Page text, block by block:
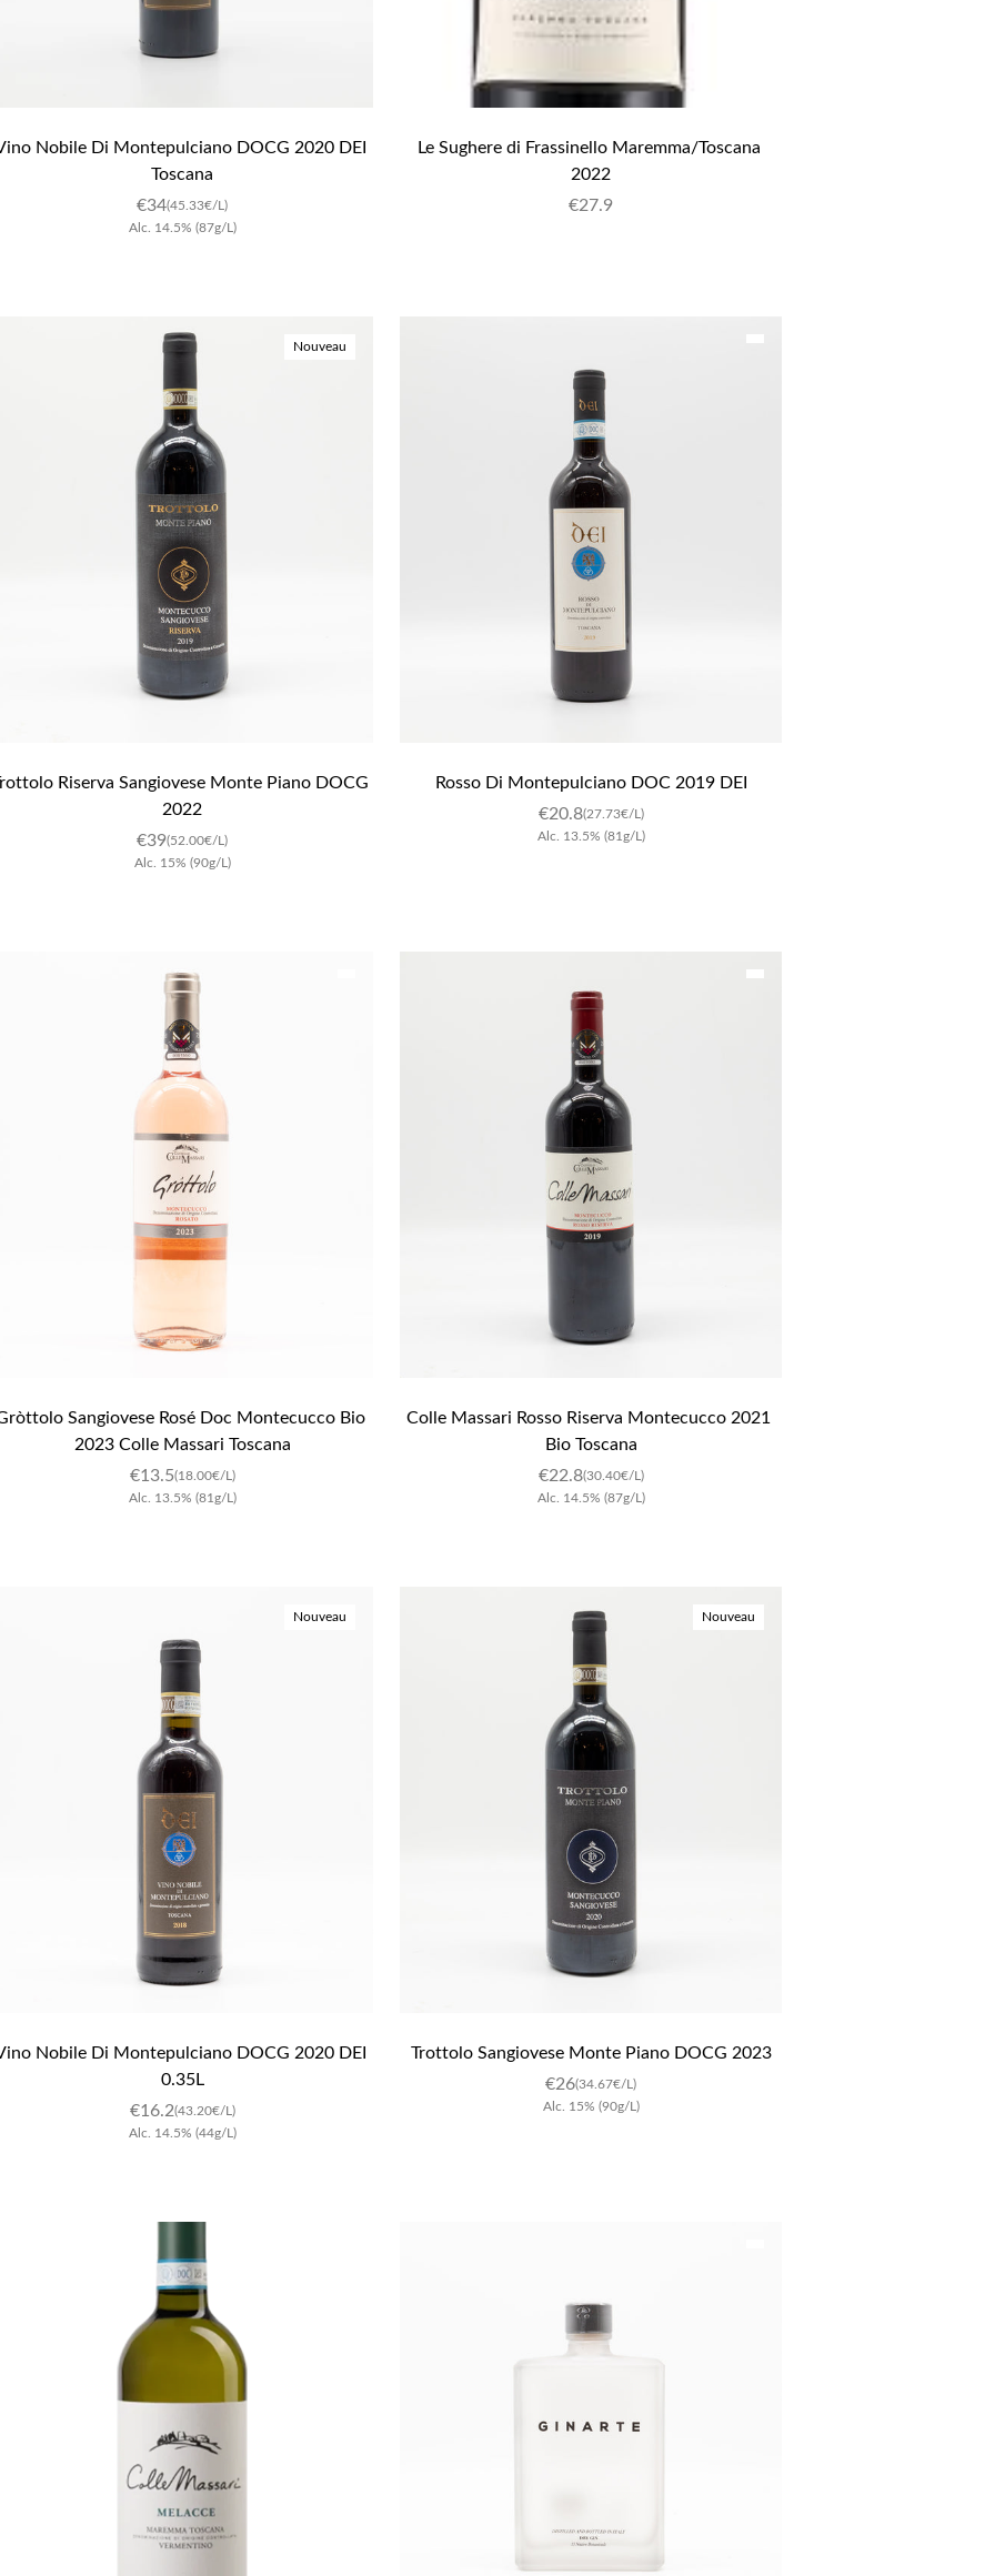
Nobile Di Montepulciano DOCG 2020 DEI
Toscana
€34(45.33€/L)
Alc.
14.5% (87g/L)
Le Sughere di Frassinello Maremma/Toscana
2022
€27.9
Nouveau
Riserva Sangiovese Monte Piano DOCG
2022
€39(52.00€/L)
Alc.
15% (90g/L)
Rosso Di Montepulciano DOC 2019 DEI
€20.8(27.73€/L)
Alc.
13.5% (81g/L)
Sangiovese Rosé Doc Montecucco Bio
2023 Colle Massari Toscana
€13.5(18.00€/L)
Alc.
13.5% (81g/L)
Colle Massari Rosso Riserva Montecucco 2021
Bio Toscana
€22.8(30.40€/L)
Alc.
14.5% (87g/L)
Nouveau
Nobile Di Montepulciano DOCG 2020 DEI
0.35L
€16.2(43.20€/L)
Alc.
14.5% (44g/L)
Nouveau
Trottolo Sangiovese Monte Piano DOCG 2023
€26(34.67€/L)
Alc.
15% (90g/L)